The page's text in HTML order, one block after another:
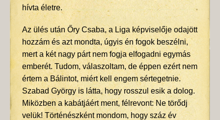
hívta életre.
Az ülés után Őry Csaba, a Liga képviselője odajött
hozzám és azt mondta, úgyis én fogok beszélni,
mert a két nagy párt nem fogja elfogadni egymás
emberét. Tudom, válaszoltam, de éppen ezért nem
értem a Bálintot, miért kell engem sértegetnie.
Szabad György is látta, hogy rosszul esik a dolog.
Miközben a kabátjáért ment, félrevont: Ne törődj
velük! Történészként mondom, hogy száz év